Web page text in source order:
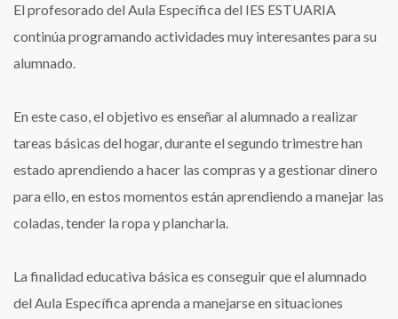
El profesorado del Aula Específica del IES ESTUARIA
continúa programando actividades muy interesantes para su
alumnado.
En este caso, el objetivo es enseñar al alumnado a realizar
tareas básicas del hogar, durante el segundo trimestre han
estado aprendiendo a hacer las compras y a gestionar dinero
para ello, en estos momentos están aprendiendo a manejar las
coladas, tender la ropa y plancharla.
La finalidad educativa básica es conseguir que el alumnado
del Aula Específica aprenda a manejarse en situaciones